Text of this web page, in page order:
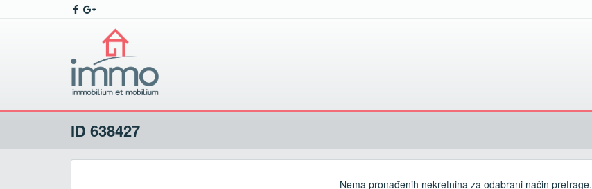
ID 638427
Nema pronađenih nekretnina za odabrani način pretrage.